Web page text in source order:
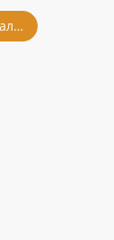
Трансляція із салону